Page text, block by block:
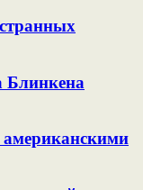
Блинкена
американскими